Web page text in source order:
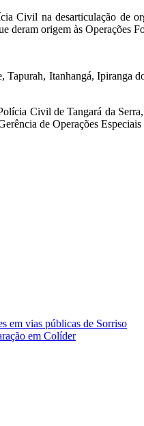
Civil na desarticulação de
deram origem às Operações
Tapurah, Itanhangá,
Civil de Tangará da
de Operações
em vias públicas de Sorriso
em Colíder